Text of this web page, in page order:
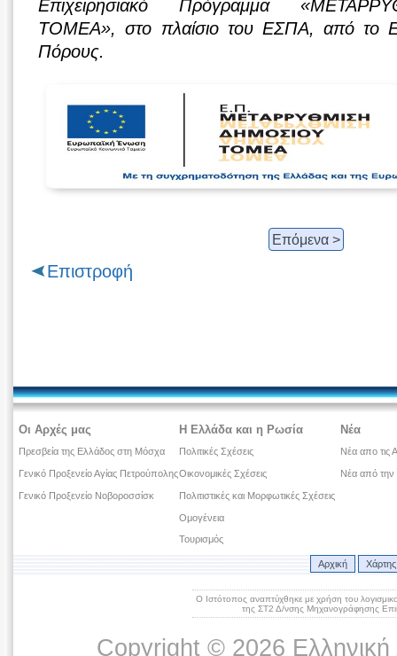
Επιχειρησιακό Πρόγραμμα
ΤΟΜΕΑ», στο πλαίσιο του ΕΣΠΑ, από το
Πόρους.
Επόμενα >
Επιστροφή
Οι Αρχές μας
Πρεσβεία της Ελλάδος στη Μόσχα
Γενικό Προξενείο Αγίας Πετρούπολης
Γενικό Προξενείο Νοβοροσσίσκ
Η Ελλάδα και η Ρωσία
Πολιτικές Σχέσεις
Οικονομικές Σχέσεις
Πολιτιστικές και Μορφωτικές Σχέσεις
Ομογένεια
Τουρισμός
Νέα
Νέα απο τις
Νέα από την
Αρχική
Ο Ιστότοπος αναπτύχθηκε με χρήση του
της ΣΤ2 Δ/νσης Μηχανογράφησης
Copyright © 2026